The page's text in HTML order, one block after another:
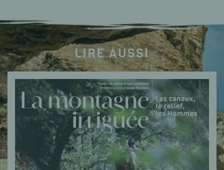
LIRE AUSSI